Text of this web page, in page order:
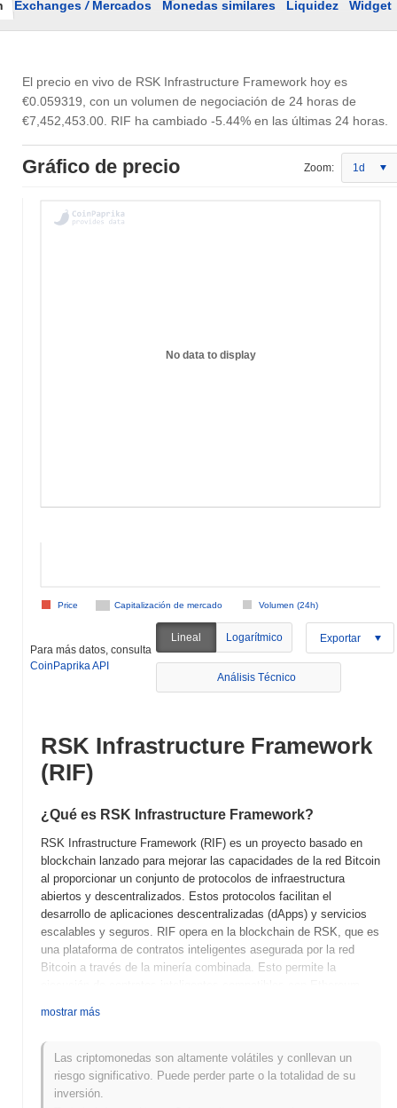
Exchanges /Mercados Monedas similares Liquidez Widget
El precio en vivo de RSK Infrastructure Framework hoy es
€0.059319 , con un volumen de negociación de 24 horas de
€7,452,453.00 . RIF ha cambiado -5.44% en las últimas 24 horas.
Gráfico de precio Zoom: 1d
No data to display
Capitalización de mercado Volumen (24h)
Price
Para más datos, consulta
CoinPaprika API
Lineal Logarítmico Exportar
Análisis Técnico
RSK Infrastructure Framework
(RIF)
¿Qué es RSK Infrastructure Framework?
RSK Infrastructure Framework (RIF) es un proyecto basado en
blockchain lanzado para mejorar las capacidades de la red Bitcoin
al proporcionar un conjunto de protocolos de infraestructura
abiertos y descentralizados. Estos protocolos facilitan el
desarrollo de aplicaciones descentralizadas (dApps) y servicios
escalables y seguros. RIF opera en la blockchain de RSK, que es
una plataforma de contratos inteligentes asegurada por la red
Bitcoin a través de la minería combinada. Esto permite la
incluyendo el pago por servicios, gobernanza y acceso a diversas
funcionalidades de la red. La utilidad de RIF es integral para el
ecosistema, ya que potencia servicios como la gestión de
identidad, almacenamiento y pagos, entre otros. RSK
mostrar más
Las criptomonedas son altamente volátiles y conllevan un
riesgo significativo. Puede perder parte o la totalidad de su
inversión.